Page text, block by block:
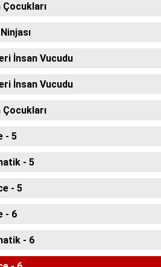
Çocukları
İnsan Vucudu
İnsan Vucudu
Çocukları
- 5
- 5
- 5
- 6
- 6